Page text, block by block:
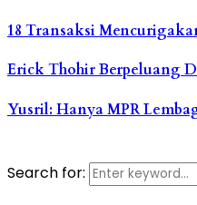
18 Transaksi
Erick Thohir Berpeluang
Yusril: Hanya MPR
Search for: